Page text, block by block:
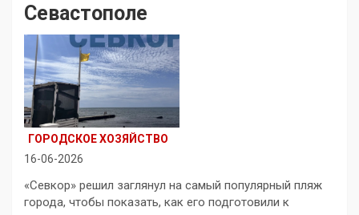
Севастополе
ГОРОДСКОЕ ХОЗЯЙСТВО
16-06-2026
«Севкор» решил заглянул на самый популярный пляж
города, чтобы показать, как его подготовили к